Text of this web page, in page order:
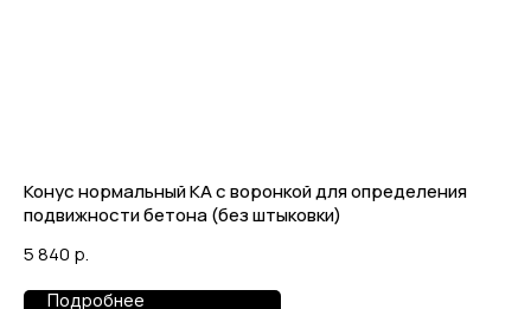
Конус нормальный КА с воронкой для определения
подвижности бетона (без штыковки)
5 840 р.
Подробнее